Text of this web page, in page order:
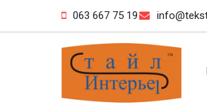
063 667 75 19